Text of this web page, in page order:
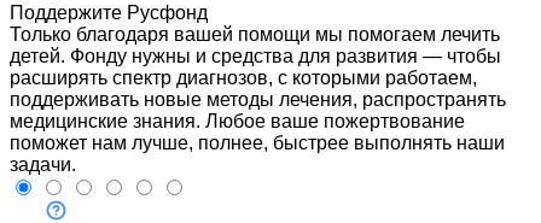
Поддержите Русфонд
Только благодаря вашей помощи мы помогаем лечить
детей. Фонду нужны и средства для развития — чтобы
расширять спектр диагнозов, с которыми работаем,
поддерживать новые методы лечения, распространять
медицинские знания. Любое ваше пожертвование
поможет нам лучше, полнее, быстрее выполнять наши
задачи.